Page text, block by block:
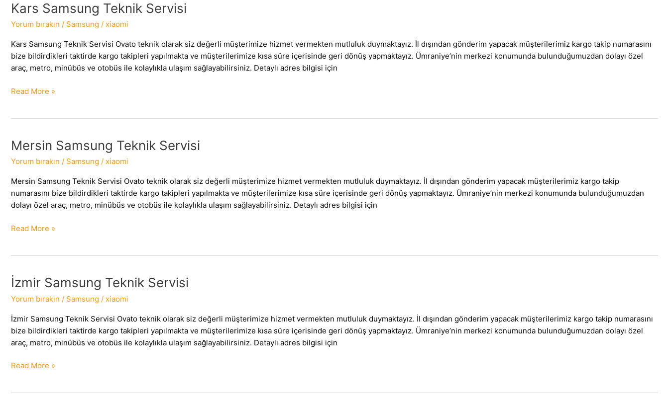
Kars Samsung Teknik Servisi
Yorum bırakın / Samsung / xiaomi
Kars Samsung Teknik Servisi Ovato teknik olarak siz değerli müşterimize hizmet vermekten mutluluk duymaktayız. İl dışından gönderim yapacak müşterilerimiz kargo takip numarasını
bize bildirdikleri taktirde kargo takipleri yapılmakta ve müşterilerimize kısa süre içerisinde geri dönüş yapmaktayız. Ümraniye’nin merkezi konumunda bulunduğumuzdan dolayı özel
araç, metro, minübüs ve otobüs ile kolaylıkla ulaşım sağlayabilirsiniz. Detaylı adres bilgisi için
Kars
Read More »
Mersin Samsung Teknik Servisi
Yorum bırakın / Samsung / xiaomi
Mersin Samsung Teknik Servisi Ovato teknik olarak siz değerli müşterimize hizmet vermekten mutluluk duymaktayız. İl dışından gönderim yapacak müşterilerimiz kargo takip
numarasını bize bildirdikleri taktirde kargo takipleri yapılmakta ve müşterilerimize kısa süre içerisinde geri dönüş yapmaktayız. Ümraniye’nin merkezi konumunda bulunduğumuzdan
dolayı özel araç, metro, minübüs ve otobüs ile kolaylıkla ulaşım sağlayabilirsiniz. Detaylı adres bilgisi için
Mersin
Read More »
İzmir Samsung Teknik Servisi
Yorum bırakın / Samsung / xiaomi
İzmir Samsung Teknik Servisi Ovato teknik olarak siz değerli müşterimize hizmet vermekten mutluluk duymaktayız. İl dışından gönderim yapacak müşterilerimiz kargo takip numarasını
bize bildirdikleri taktirde kargo takipleri yapılmakta ve müşterilerimize kısa süre içerisinde geri dönüş yapmaktayız. Ümraniye’nin merkezi konumunda bulunduğumuzdan dolayı özel
araç, metro, minübüs ve otobüs ile kolaylıkla ulaşım sağlayabilirsiniz. Detaylı adres bilgisi için
İzmir
Read More »